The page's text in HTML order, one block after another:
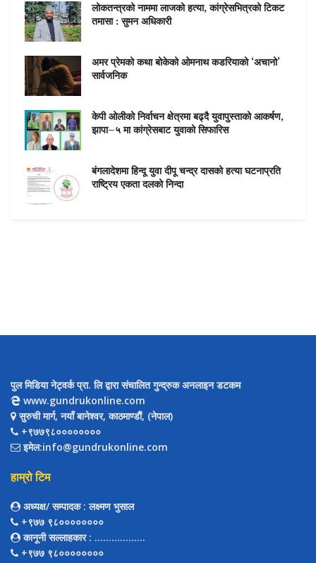
लोकतन्त्रको नाममा लाजको हत्या, कांग्रेसभित्रको टिकट
तमासा : सुमन अधिकारी
अमर प्रेमको कथा बोकेको ओमनाथ कडरियाको ‘अचानो’
सार्वजनिक
केपी ओलीको निर्वाचन क्षेत्रमा बढ्दै युवापुस्ताको आकर्षण,
झापा–५ मा कांग्रेसबाट युवाको सिफारिस
बंगलादेशमा हिन्दू युवा दीपू चन्द्र दासको हत्या घटनाप्रति
राष्ट्रिय एकता दलको निन्दा
पुल मिडिया नेट्वर्क प्रा. लि द्वारा संचालित गुन्द्रुक अनलाइन डटकम
www.gundrukonline.com
सुरुची मार्ग, नयाँ बानेश्वर, काठमाण्डौैं, (नेपाल)
+९७७९८००००००००
इमेल:info@gundrukonline.com
हाम्रो टिम
अध्यक्ष/ सम्पादक: लक्ष्मण भुसाल
+९७७ ९८००००००००
कानूनी सल्लाहकार: ..................
+९७७ ९८००००००००